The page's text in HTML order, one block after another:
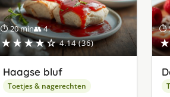
⏱ 20 min👥 4
★★★★☆ 4.14 (36)
Haagse bluf
Toetjes & nagerechten
⏱